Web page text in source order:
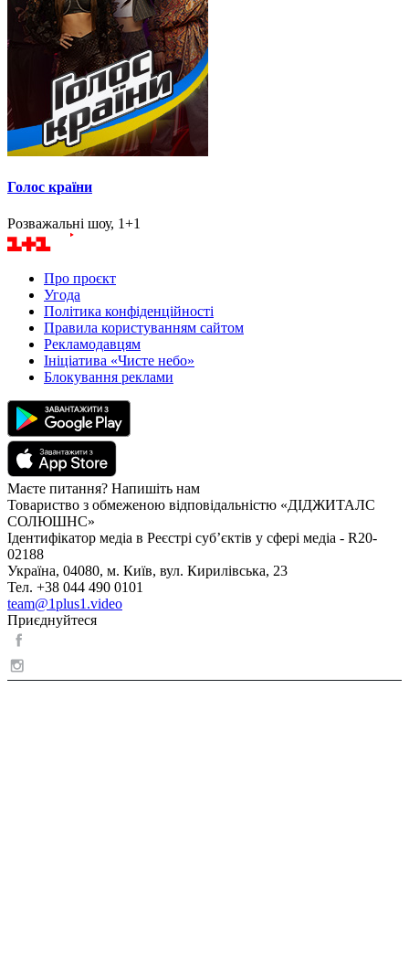
Голос країни
Розважальні шоу, 1+1
Про проєкт
Угода
Політика конфіденційності
Правила користуванням сайтом
Рекламодавцям
Ініціатива «Чисте небо»
Блокування реклами
Маєте питання? Напишіть нам
Товариство з обмеженою відповідальністю «ДІДЖИТАЛС
СОЛЮШНС»
Ідентифікатор медіа в Реєстрі суб’єктів у сфері медіа - R20-
02188
Україна, 04080, м. Київ, вул. Кирилівська, 23
Тел. +38 044 490 0101
team@1plus1.video
Приєднуйтеся